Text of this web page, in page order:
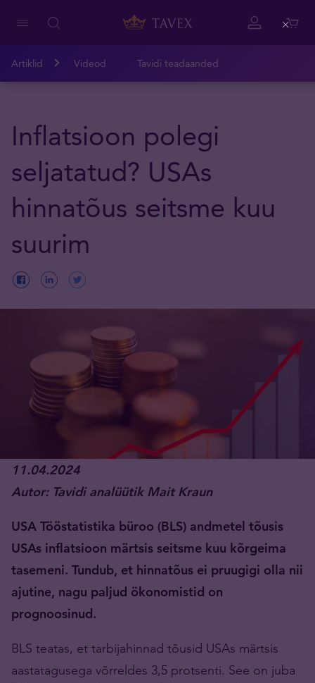
Artiklid Videod Tavidi teadaanded
Inflatsioon polegi
seljatatud? USAs
hinnatõus seitsme kuu
suurim
11.04.2024
Autor: Tavidi analüütik Mait Kraun
USA Tööstatistika büroo (BLS) andmetel tõusis
USAs inflatsioon märtsis seitsme kuu kõrgeima
tasemeni. Tundub, et hinnatõus ei pruugigi olla nii
ajutine, nagu paljud ökonomistid on
prognoosinud.
BLS teatas, et tarbijahinnad tõusid USAs märtsis
aastatagusega võrreldes 3,5 protsenti. See on juba
Close